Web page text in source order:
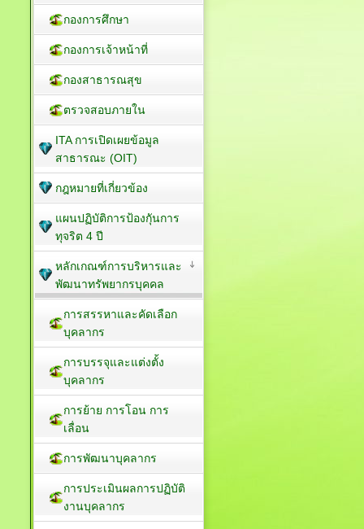
กองการศึกษา
กองการเจ้าหน้าที่
กองสาธารณสุข
ตรวจสอบภายใน
ITA การเปิดเผยข้อมูล
สาธารณะ (OIT)
กฎหมายที่เกี่ยวข้อง
แผนปฏิบัติการป้องกัุนการ
ทุจริต 4 ปี
หลักเกณฑ์การบริหารและ
พัฒนาทรัพยากรบุคคล
การสรรหาและคัดเลือก
บุคลากร
การบรรจุและแต่งตั้ง
บุคลากร
การย้าย การโอน การ
เลื่อน
การพัฒนาบุคลากร
การประเมินผลการปฏิบัติ
งานบุคลากร